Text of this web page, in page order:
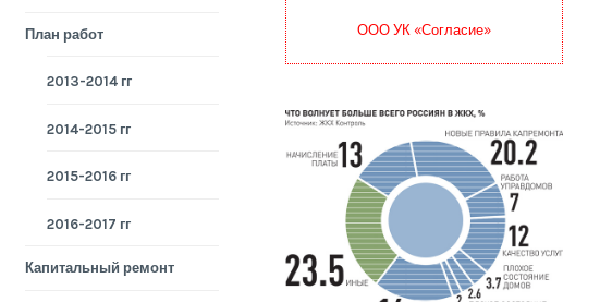
План работ
2013-2014 гг
2014-2015 гг
2015-2016 гг
2016-2017 гг
Капитальный ремонт
ООО УК «Согласие»